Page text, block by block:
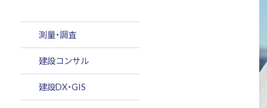
測量・調査
建設コンサル
建設DX・GIS